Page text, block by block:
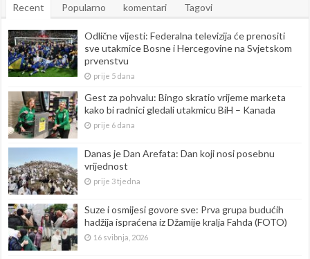
Recent Popularno komentari Tagovi
Odlične vijesti: Federalna televizija će prenositi
sve utakmice Bosne i Hercegovine na Svjetskom
prvenstvu
prije 5 dana
Gest za pohvalu: Bingo skratio vrijeme marketa
kako bi radnici gledali utakmicu BiH – Kanada
prije 6 dana
Danas je Dan Arefata: Dan koji nosi posebnu
vrijednost
prije 3 tjedna
Suze i osmijesi govore sve: Prva grupa budućih
hadžija ispraćena iz Džamije kralja Fahda (FOTO)
16 svibnja, 2026